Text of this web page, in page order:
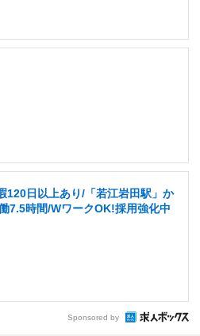
120日以上あり/「若江岩田駅」か
7.5時間/WワークOK!採用強化中
Sponsored by